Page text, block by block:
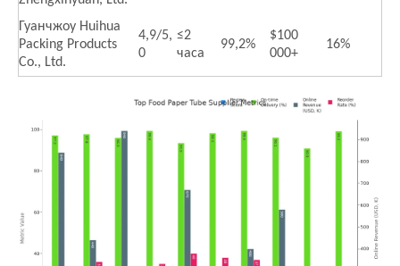
Гуанчжоу Huihua
Packing Products
Co., Ltd.
4,9/5,
0
≤2
часа
99,2%
$100
000+
16%